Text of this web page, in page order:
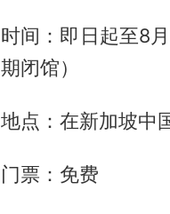
时间：即日起至8
期闭馆）
地点：在新加坡中
门票：免费